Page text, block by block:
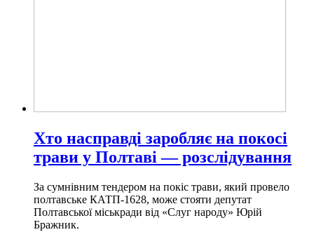
Хто насправді заробляє на покосі
трави у Полтаві — розслідування
За сумнівним тендером на покіс трави, який провело
полтавське КАТП-1628, може стояти депутат
Полтавської міськради від «Слуг народу» Юрій
Бражник.